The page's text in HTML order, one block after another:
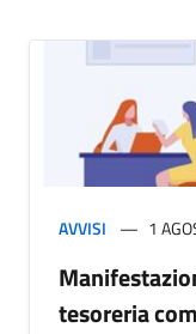
AVVISI 1
tesoreria